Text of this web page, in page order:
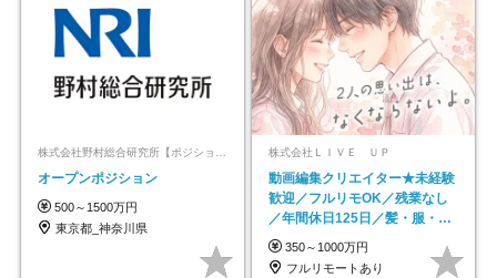
オープンポジション
500～1500万円
東京都_神奈川県
株式会社ＬＩＶＥ ＵＰ
動画編集クリエイター★未経験
歓迎／フルリモOK／残業なし
／年間休日125日／髪・服・ネ
イル自由／研修充実で安心
350～1000万円
フルリモートあり